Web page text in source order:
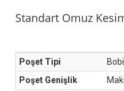
Standart Omuz
Poşet Tipi
Poşet Genişlik